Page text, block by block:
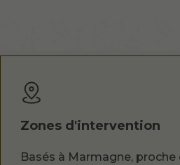
Zones d'intervention
Basés à Marmagne, proche